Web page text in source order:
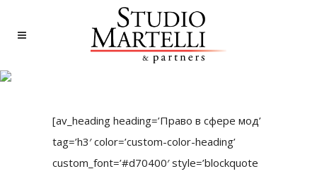
[av_heading heading=’Право в сфере мод’
tag=’h3′ color=’custom-color-heading’
custom_font=’#d70400′ style=’blockquote